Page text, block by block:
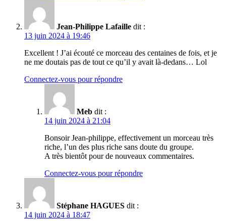
Jean-Philippe Lafaille dit :
13 juin 2024 à 19:46
Excellent ! J’ai écouté ce morceau des centaines de fois, et je
ne me doutais pas de tout ce qu’il y avait là-dedans… Lol
Connectez-vous pour répondre
Meb dit :
14 juin 2024 à 21:04
Bonsoir Jean-philippe, effectivement un morceau très
riche, l’un des plus riche sans doute du groupe.
A très bientôt pour de nouveaux commentaires.
Connectez-vous pour répondre
Stéphane HAGUES dit :
14 juin 2024 à 18:47